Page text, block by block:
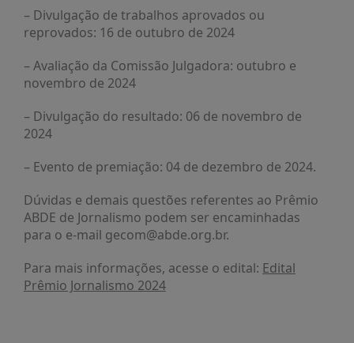
– Divulgação de trabalhos aprovados ou
reprovados: 16 de outubro de 2024
– Avaliação da Comissão Julgadora: outubro e
novembro de 2024
– Divulgação do resultado: 06 de novembro de
2024
– Evento de premiação: 04 de dezembro de 2024.
Dúvidas e demais questões referentes ao Prêmio
ABDE de Jornalismo podem ser encaminhadas
para o e-mail gecom@abde.org.br.
Para mais informações, acesse o edital: Edital
Prêmio Jornalismo 2024